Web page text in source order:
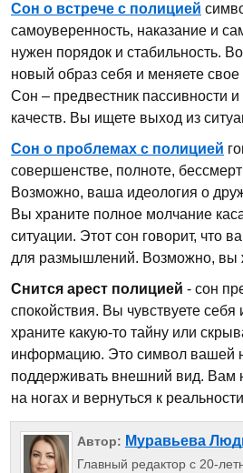
Сон о встрече с полицией
самоуверенность, наказание и
нужен порядок и стабильность.
новый образ себя и меняете
Сон – предвестник пассивности
качеств. Вы ищете выход из
Сон о проблемах с полицией
совершенстве, полноте,
Возможно, ваша идеология о
Вы храните полное молчание
ситуации. Этот сон говорит, что
для размышлений. Возможно, вы
Снится арест полицией - сон
спокойствия. Вы чувствуете
храните какую-то тайну или
информацию. Это символ вашей
поддерживать внешний вид. Вам
на ногах и вернуться к
Автор: Муравьева
Главный редактор с 20-